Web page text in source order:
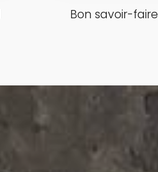
Bon savoir-faire